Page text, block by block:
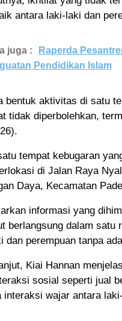
antara laki-laki dan
juga :
Raperda
Pendidikan Islam
bentuk aktivitas di satu
tidak diperbolehkan,
tempat kebugaran
di Jalan Raya
Daya, Kecamatan
informasi yang
berlangsung dalam satu
dan perempuan tanpa
Kiai Hannan
sosial seperti jual
interaksi wajar antara